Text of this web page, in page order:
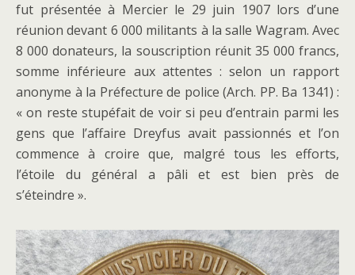
fut présentée à Mercier le 29 juin 1907 lors d’une
réunion devant 6 000 militants à la salle Wagram. Avec
8 000 donateurs, la souscription réunit 35 000 francs,
somme inférieure aux attentes : selon un rapport
anonyme à la Préfecture de police (Arch. PP. Ba 1341) :
« on reste stupéfait de voir si peu d’entrain parmi les
gens que l’affaire Dreyfus avait passionnés et l’on
commence à croire que, malgré tous les efforts,
l’étoile du général a pâli et est bien près de
s’éteindre ».